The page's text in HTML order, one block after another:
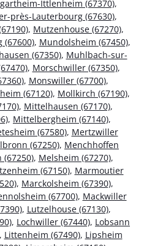
Ittlenheim (67370),
près-Lauterbourg (67630),
, Mutzenhouse (67270),
(67600), Mundolsheim (67450),
(67350), Muhlbach-sur-
, Morschwiller (67350),
, Monswiller (67700),
(67120), Mollkirch (67190),
, Mittelhausen (67170),
, Mittelbergheim (67140),
(67580), Mertzwiller
(67250), Menchhoffen
, Melsheim (67270),
(67150), Marmoutier
, Marckolsheim (67390),
(67700), Mackwiller
, Lutzelhouse (67130),
, Lochwiller (67440), Lobsann
Littenheim (67490), Lipsheim